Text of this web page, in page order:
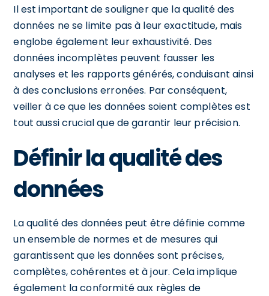
Il est important de souligner que la qualité des
données ne se limite pas à leur exactitude, mais
englobe également leur exhaustivité. Des
données incomplètes peuvent fausser les
analyses et les rapports générés, conduisant ainsi
à des conclusions erronées. Par conséquent,
veiller à ce que les données soient complètes est
tout aussi crucial que de garantir leur précision.
Définir la qualité des
données
La qualité des données peut être définie comme
un ensemble de normes et de mesures qui
garantissent que les données sont précises,
complètes, cohérentes et à jour. Cela implique
également la conformité aux règles de